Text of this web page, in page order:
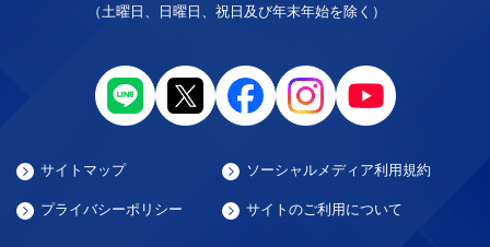
（土曜日、日曜日、祝日及び年末年始を除く）
サイトマップ ソーシャルメディア利用規約
プライバシーポリシー サイトのご利用について